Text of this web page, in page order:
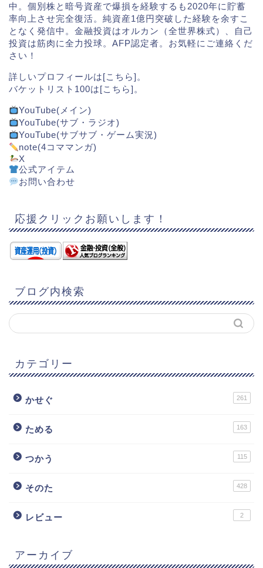
中。個別株と暗号資産で爆損を経験するも2020年に貯蓄
率向上させ完全復活。純資産1億円突破した経験を余すこ
となく発信中。金融投資はオルカン（全世界株式）、自己
投資は筋肉に全力投球。AFP認定者。お気軽にご連絡くだ
さい！
詳しいプロフィールは[こちら]。
バケットリスト100は[こちら]。
YouTube(メイン)
YouTube(サブ・ラジオ)
YouTube(サブサブ・ゲーム実況)
note(4コママンガ)
X
公式アイテム
お問い合わせ
応援クリックお願いします！
ブログ内検索
カテゴリー
かせぐ 261
ためる 163
つかう 115
そのた 428
レビュー 2
アーカイブ